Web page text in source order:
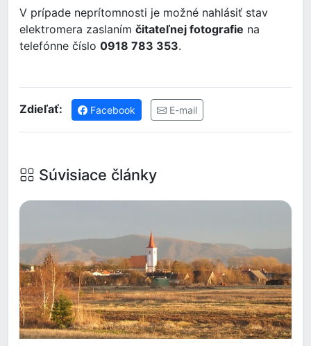
V prípade neprítomnosti je možné nahlásiť stav
elektromera zaslaním čitateľnej fotografie na
telefónne číslo 0918 783 353.
Zdieľať: Facebook E-mail
Súvisiace články